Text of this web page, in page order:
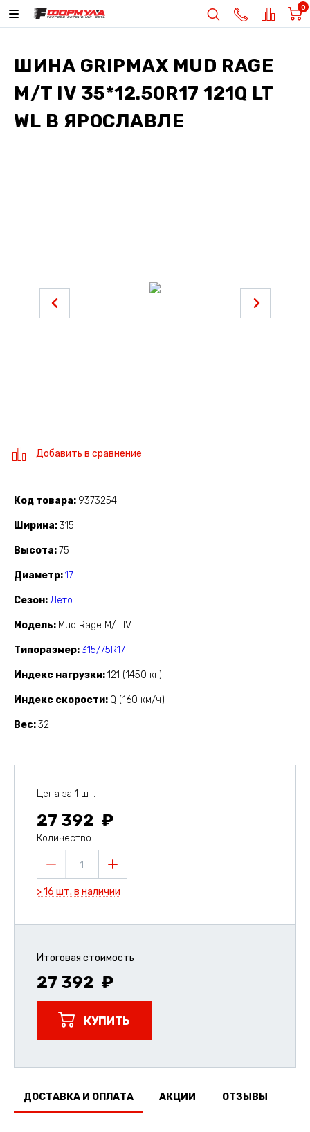
0
ШИНА GRIPMAX MUD RAGE
M/T IV 35*12.50R17 121Q LT
WL В ЯРОСЛАВЛЕ
Добавить в сравнение
Код товара 9373254
Ширина 315
Высота 75
Диаметр 17
Сезон Лето
Модель Mud Rage M/T IV
Типоразмер 315/75R17
Индекс нагрузки 121 (1450 кг)
Индекс скорости Q (160 км/ч)
Вес 32
Цена за 1 шт.
27 392
Количество
1
> 16 шт. в наличии
Итоговая стоимость
27 392
КУПИТЬ
ДОСТАВКА И ОПЛАТА АКЦИИ ОТЗЫВЫ